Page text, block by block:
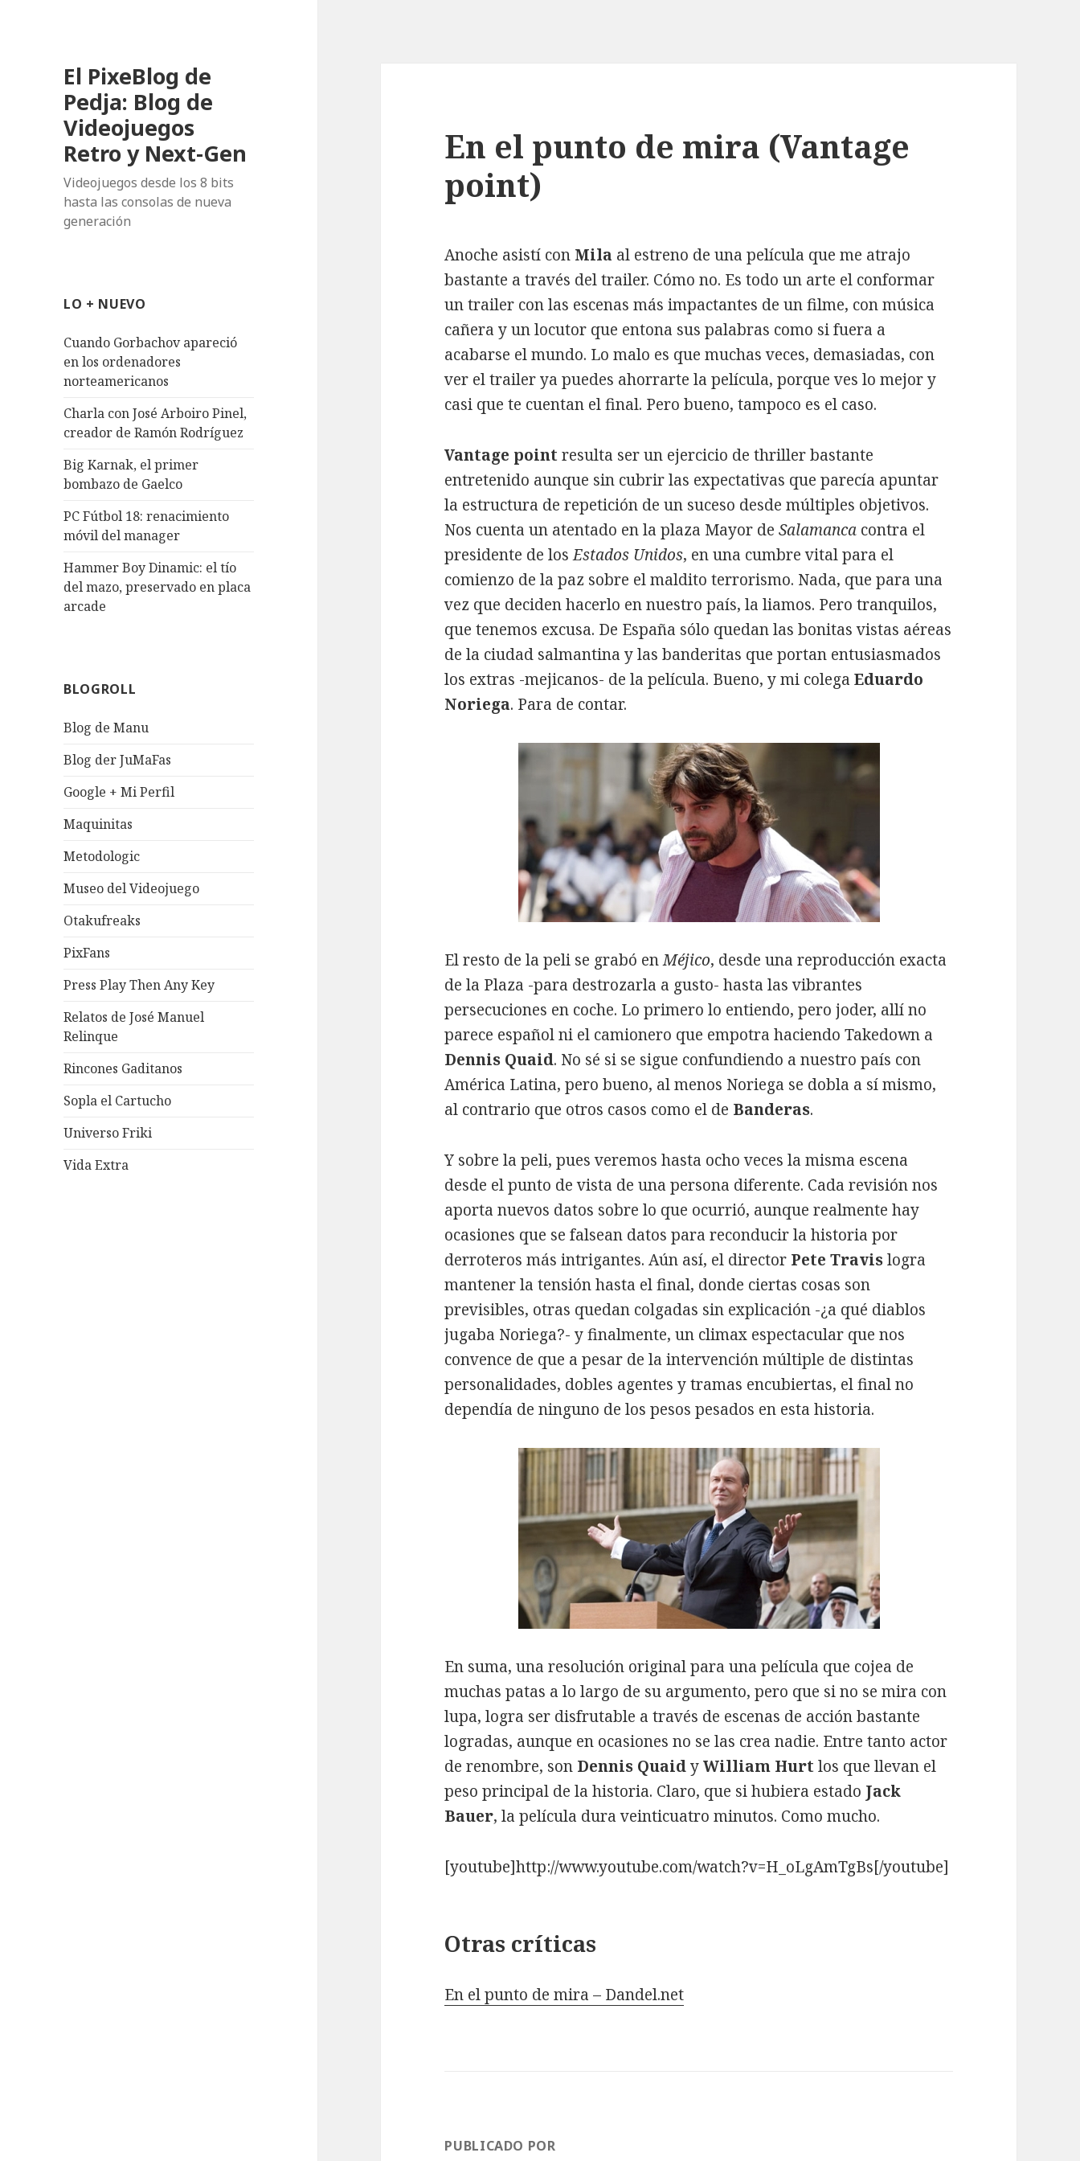
El PixeBlog de
Pedja: Blog de
Videojuegos
Retro y Next-Gen
Videojuegos desde los 8 bits
hasta las consolas de nueva
generación
LO + NUEVO
Cuando Gorbachov apareció
en los ordenadores
norteamericanos
Charla con José Arboiro Pinel,
creador de Ramón Rodríguez
Big Karnak, el primer
bombazo de Gaelco
PC Fútbol 18: renacimiento
móvil del manager
Hammer Boy Dinamic: el tío
del mazo, preservado en placa
arcade
BLOGROLL
Blog de Manu
Blog der JuMaFas
Google + Mi Perfil
Maquinitas
Metodologic
Museo del Videojuego
Otakufreaks
PixFans
Press Play Then Any Key
Relatos de José Manuel
Relinque
Rincones Gaditanos
Sopla el Cartucho
Universo Friki
Vida Extra
En el punto de mira (Vantage
point)
Anoche asistí con Mila al estreno de una película que me atrajo
bastante a través del trailer. Cómo no. Es todo un arte el conformar
un trailer con las escenas más impactantes de un filme, con música
cañera y un locutor que entona sus palabras como si fuera a
acabarse el mundo. Lo malo es que muchas veces, demasiadas, con
ver el trailer ya puedes ahorrarte la película, porque ves lo mejor y
casi que te cuentan el final. Pero bueno, tampoco es el caso.
Vantage point resulta ser un ejercicio de thriller bastante
entretenido aunque sin cubrir las expectativas que parecía apuntar
la estructura de repetición de un suceso desde múltiples objetivos.
Nos cuenta un atentado en la plaza Mayor deSalamanca contra el
presidente de losEstados Unidos, en una cumbre vital para el
comienzo de la paz sobre el maldito terrorismo. Nada, que para una
vez que deciden hacerlo en nuestro país, la liamos. Pero tranquilos,
que tenemos excusa. De España sólo quedan las bonitas vistas aéreas
de la ciudad salmantina y las banderitas que portan entusiasmados
los extras -mejicanos- de la película. Bueno, y mi colegaEduardo
Noriega. Para de contar.
El resto de la peli se grabó enMéjico, desde una reproducción exacta
de la Plaza -para destrozarla a gusto- hasta las vibrantes
persecuciones en coche. Lo primero lo entiendo, pero joder, allí no
parece español ni el camionero que empotra haciendo Takedown a
Dennis Quaid. No sé si se sigue confundiendo a nuestro país con
América Latina, pero bueno, al menos Noriega se dobla a sí mismo,
al contrario que otros casos como el de Banderas.
Y sobre la peli, pues veremos hasta ocho veces la misma escena
desde el punto de vista de una persona diferente. Cada revisión nos
aporta nuevos datos sobre lo que ocurrió, aunque realmente hay
ocasiones que se falsean datos para reconducir la historia por
derroteros más intrigantes. Aún así, el director Pete Travislogra
mantener la tensión hasta el final, donde ciertas cosas son
previsibles, otras quedan colgadas sin explicación -¿a qué diablos
jugaba Noriega?- y finalmente, un climax espectacular que nos
convence de que a pesar de la intervención múltiple de distintas
personalidades, dobles agentes y tramas encubiertas, el final no
dependía de ninguno de los pesos pesados en esta historia.
En suma, una resolución original para una película que cojea de
muchas patas a lo largo de su argumento, pero que si no se mira con
lupa, logra ser disfrutable a través de escenas de acción bastante
logradas, aunque en ocasiones no se las crea nadie. Entre tanto actor
de renombre, son Dennis QuaidyWilliam Hurt los que llevan el
peso principal de la historia. Claro, que si hubiera estado Jack
Bauer, la película dura veinticuatro minutos. Como mucho.
[youtube]http://www.youtube.com/watch?v=H_oLgAmTgBs[/youtube]
Otras críticas
En el punto de mira – Dandel.net
PUBLICADO POR